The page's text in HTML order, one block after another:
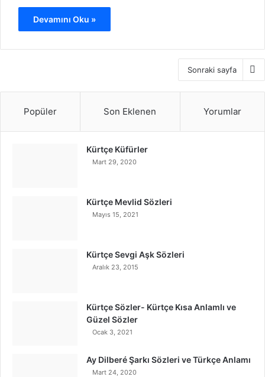
Devamını Oku »
Sonraki sayfa
Popüler Son Eklenen Yorumlar
Kürtçe Küfürler
Mart 29, 2020
Kürtçe Mevlid Sözleri
Mayıs 15, 2021
Kürtçe Sevgi Aşk Sözleri
Aralık 23, 2015
Kürtçe Sözler- Kürtçe Kısa Anlamlı ve
Güzel Sözler
Ocak 3, 2021
Ay Dilberé Şarkı Sözleri ve Türkçe Anlamı
Mart 24, 2020